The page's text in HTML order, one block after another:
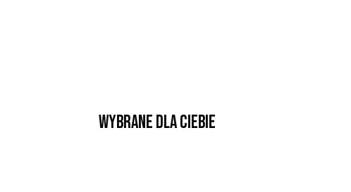
Wybrane dla Ciebie